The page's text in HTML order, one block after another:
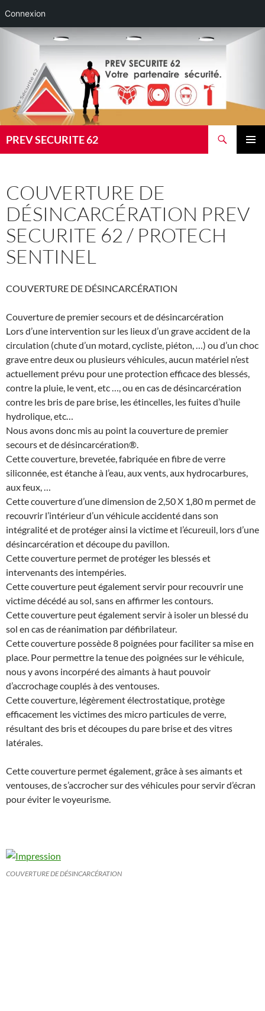
Connexion
Aller
PREV SECURITE 62
COUVERTURE DE
DÉSINCARCÉRATION PREV
SECURITE 62 / PROTECH
SENTINEL
COUVERTURE DE DÉSINCARCÉRATION
Couverture de premier secours et de désincarcération
Lors d’une intervention sur les lieux d’un grave accident de la
circulation (chute d’un motard, cycliste, piéton, …) ou d’un choc
grave entre deux ou plusieurs véhicules, aucun matériel n’est
actuellement prévu pour une protection efficace des blessés,
contre la pluie, le vent, etc …, ou en cas de désincarcération
contre les bris de pare brise, les étincelles, les fuites d’huile
hydrolique, etc…
Nous avons donc mis au point la couverture de premier
secours et de désincarcération®.
Cette couverture, brevetée, fabriquée en fibre de verre
siliconnée, est étanche à l’eau, aux vents, aux hydrocarbures,
aux feux, …
Cette couverture d’une dimension de 2,50 X 1,80 m permet de
recouvrir l’intérieur d’un véhicule accidenté dans son
intégralité et de protéger ainsi la victime et l’écureuil, lors d’une
désincarcération et découpe du pavillon.
Cette couverture permet de protéger les blessés et
intervenants des intempéries.
Cette couverture peut également servir pour recouvrir une
victime décédé au sol, sans en affirmer les contours.
Cette couverture peut également servir à isoler un blessé du
sol en cas de réanimation par défibrilateur.
Cette couverture possède 8 poignées pour faciliter sa mise en
place. Pour permettre la tenue des poignées sur le véhicule,
nous y avons incorpéré des aimants à haut pouvoir
d’accrochage couplés à des ventouses.
Cette couverture, légèrement électrostatique, protège
efficacement les victimes des micro particules de verre,
résultant des bris et découpes du pare brise et des vitres
latérales.
Cette couverture permet également, grâce à ses aimants et
ventouses, de s’accrocher sur des véhicules pour servir d’écran
pour éviter le voyeurisme.
COUVERTURE DE DÉSINCARCÉRATION